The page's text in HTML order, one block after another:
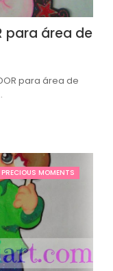
para área de
para área de
PRECIOUS MOMENTS